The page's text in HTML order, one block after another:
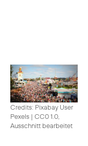
Credits: Pixabay User
Pexels | CC0 1.0,
Ausschnitt bearbeitet